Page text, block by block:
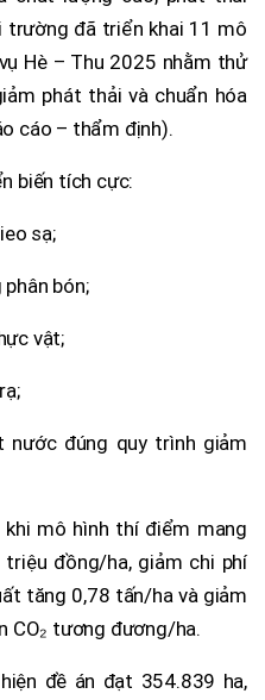
trường đã triển khai 11 mô
Hè – Thu 2025 nhằm thử
phát thải và chuẩn hóa
cáo – thẩm định).
biến tích cực:
sạ;
bón;
vật;
nước đúng quy trình giảm
mô hình thí điểm mang
đồng/ha, giảm chi phí
tăng 0,78 tấn/ha và giảm
CO₂ tương đương/ha.
đề án đạt 354.839 ha,